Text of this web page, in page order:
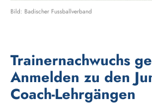
Bild: Badischer Fussballverband
Trainernachwuchs
Anmelden zu den
Coach-Lehrgängen